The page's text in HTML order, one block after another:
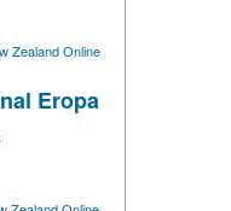
Zealand Online
Eropa